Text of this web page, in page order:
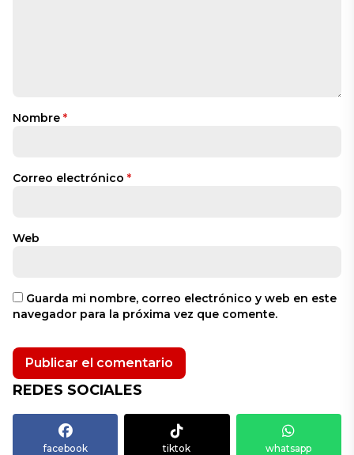
Nombre *
Correo electrónico *
Web
Guarda mi nombre, correo electrónico y web en este
navegador para la próxima vez que comente.
REDES SOCIALES
facebook tiktok whatsapp